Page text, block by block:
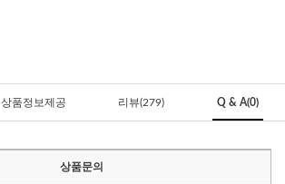
상품정보제공 리뷰(279) Q & A(0)
상품문의